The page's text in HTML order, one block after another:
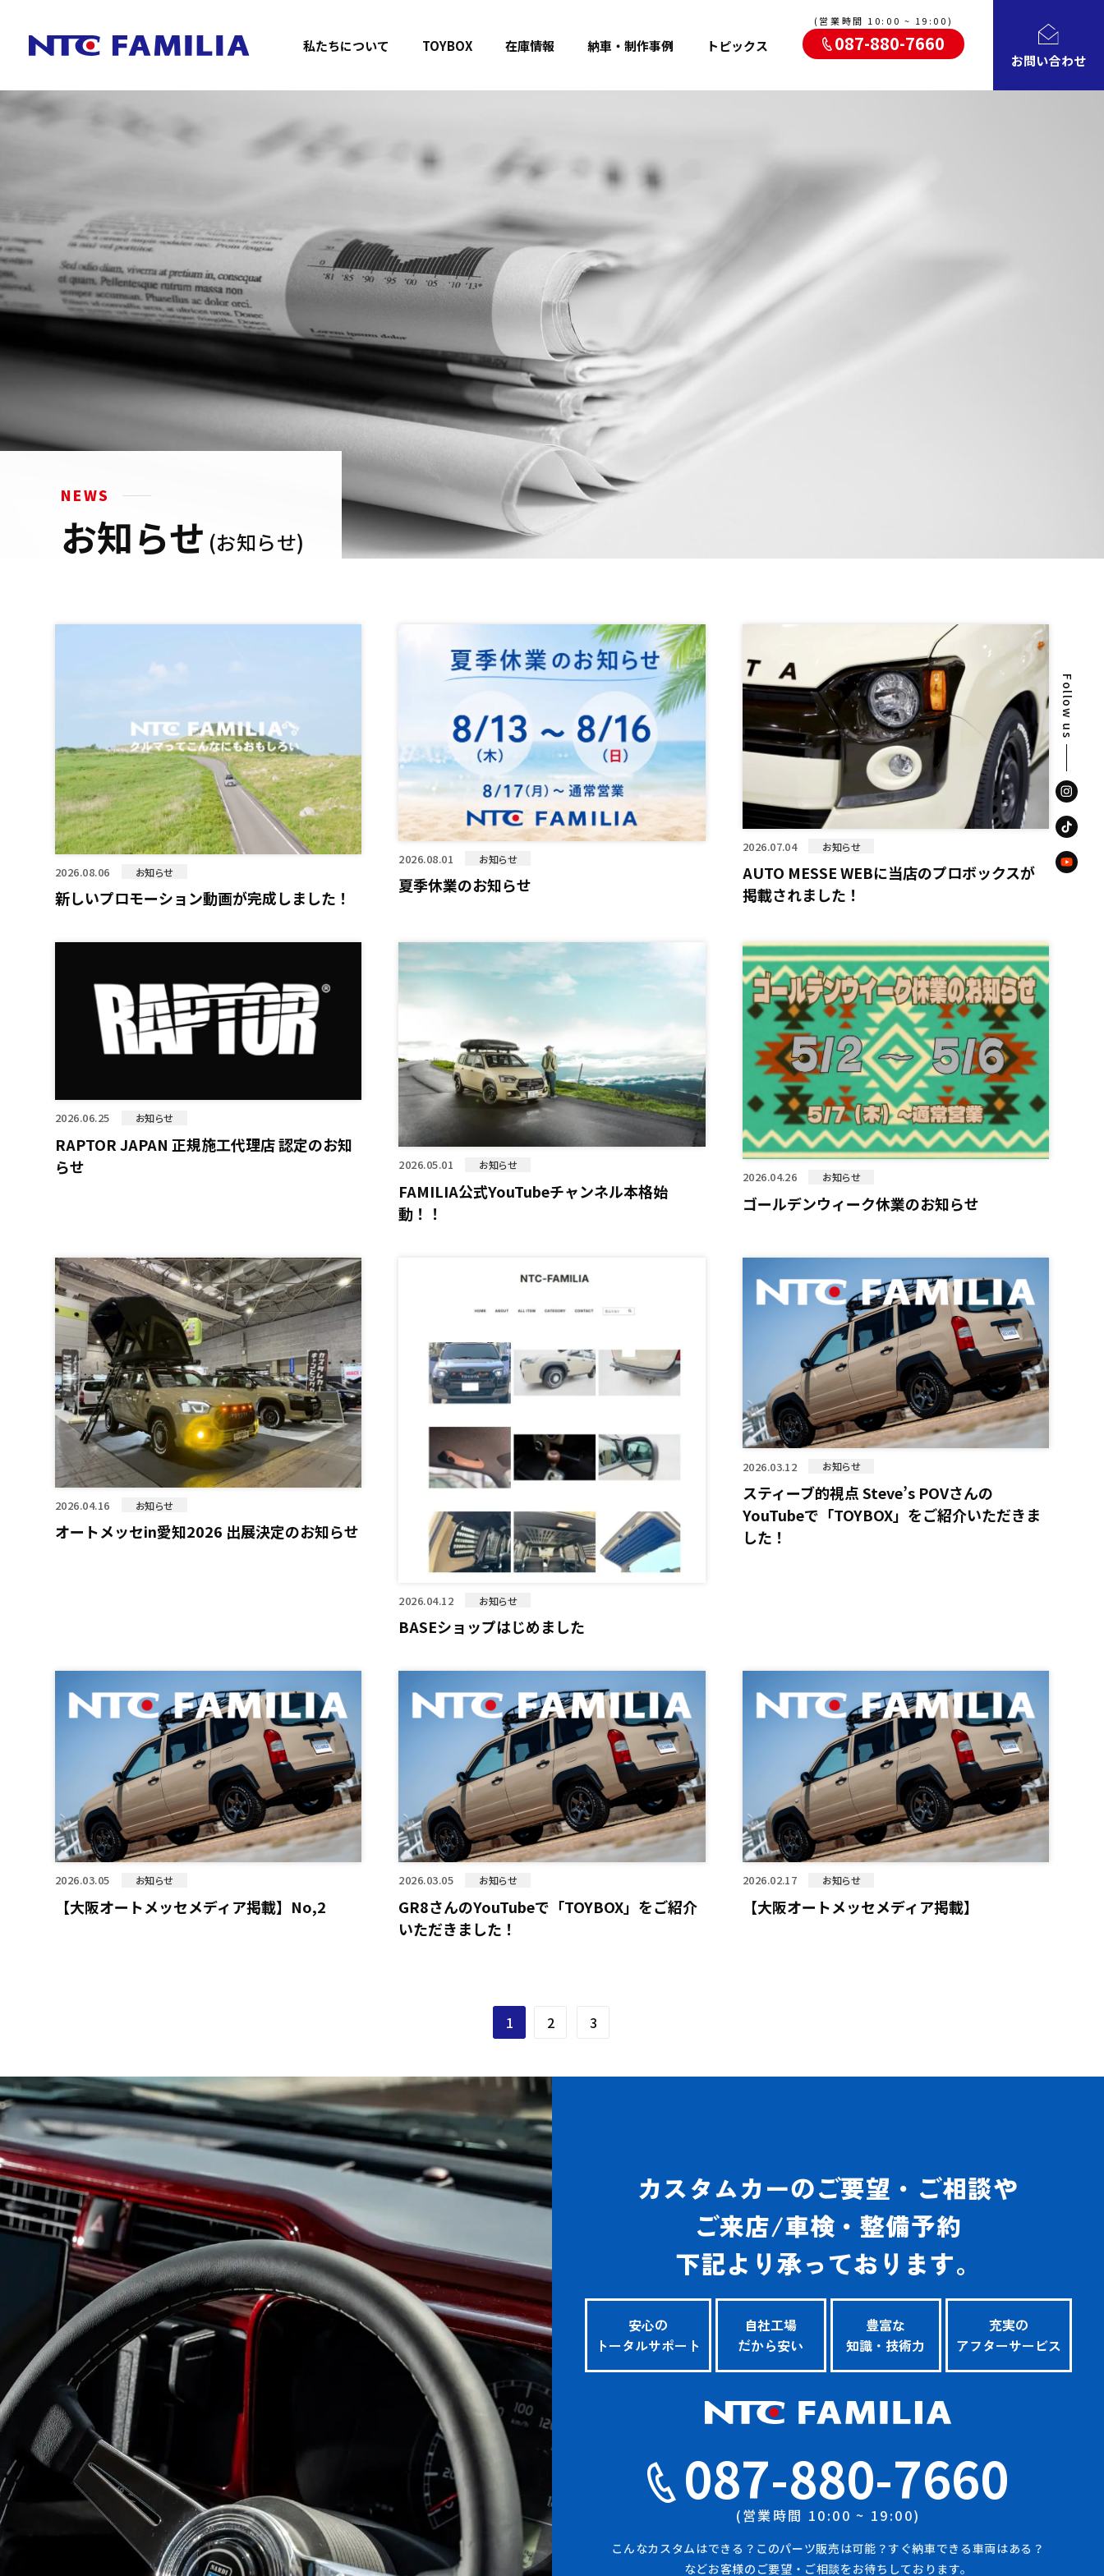
Follow us
私たちについて TOYBOX 在庫情報 納車・制作事例 トピックス
(営業時間 10:00 ~ 19:00)
087-880-7660
お問い合わせ
NEWS
お知らせ (お知らせ)
2026.08.06 お知らせ
新しいプロモーション動画が完成しました！
2026.08.01 お知らせ
夏季休業のお知らせ
2026.07.04 お知らせ
AUTO MESSE WEBに当店のプロボックスが
掲載されました！
2026.06.25 お知らせ
RAPTOR JAPAN 正規施工代理店 認定のお知
らせ
2026.05.01 お知らせ
FAMILIA公式YouTubeチャンネル本格始
動！！
2026.04.26 お知らせ
ゴールデンウィーク休業のお知らせ
2026.04.16 お知らせ
オートメッセin愛知2026 出展決定のお知らせ
2026.04.12 お知らせ
BASEショップはじめました
2026.03.12 お知らせ
スティーブ的視点 Steve’s POVさんの
YouTubeで「TOYBOX」をご紹介いただきま
した！
2026.03.05 お知らせ
【大阪オートメッセメディア掲載】No,2
2026.03.05 お知らせ
GR8さんのYouTubeで「TOYBOX」をご紹介
いただきました！
2026.02.17 お知らせ
【大阪オートメッセメディア掲載】
1 2 3
カスタムカーのご要望・ ご相談や
ご来店/車検 ・整備予約
下記より承っております。
安心の
トータルサポート
自社工場
だから安い
豊富な
知識・技術力
充実の
アフターサービス
087-880-7660
(営業時間 10:00 ~ 19:00)
こんなカスタムはできる？このパーツ販売は可能？すぐ納車できる車両はある？
などお客様のご要望・ご相談をお待ちしております。